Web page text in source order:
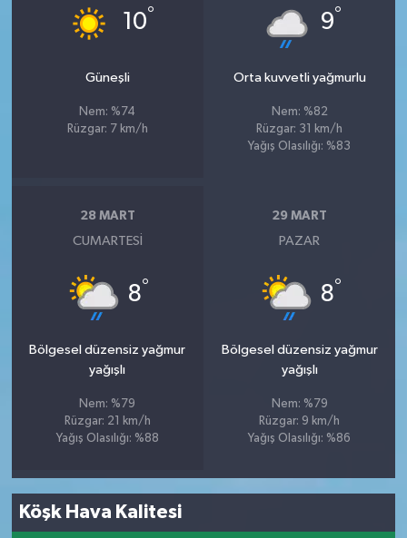
10°
Güneşli
Nem: %74
Rüzgar: 7 km/h
9°
Orta kuvvetli yağmurlu
Nem: %82
Rüzgar: 31 km/h
Yağış Olasılığı: %83
28 MART
CUMARTESI
8°
Bölgesel düzensiz yağmur
yağışlı
Nem: %79
Rüzgar: 21 km/h
Yağış Olasılığı: %88
29 MART
PAZAR
8°
Bölgesel düzensiz yağmur
yağışlı
Nem: %79
Rüzgar: 9 km/h
Yağış Olasılığı: %86
Köşk Hava Kalitesi